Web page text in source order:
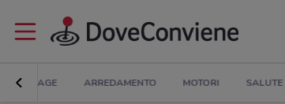
BRICOLAGE ARREDAMENTO MOTORI SALUTE